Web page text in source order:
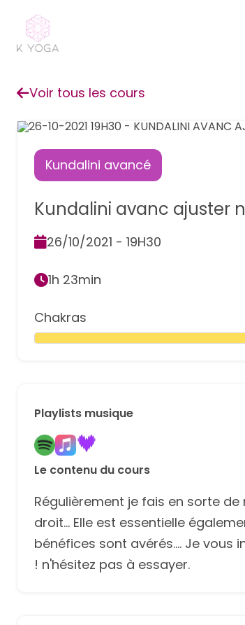
Voir tous les cours
Kundalini avancé
Chakras
Kundalini avanc ajuster
26/10/2021 - 19H30
1h 23min
Playlists musique
Le contenu du cours
Régulièrement je fais en sorte
droit... Elle est essentielle
bénéfices sont avérés.... Je
! n'hésitez pas à essayer.